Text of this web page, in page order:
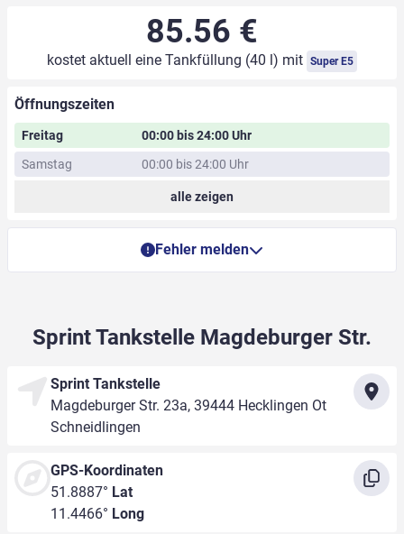
85.56 €
kostet aktuell eine Tankfüllung (40 l) mit Super E5
Öffnungszeiten
Freitag
00:00 bis 24:00 Uhr
Samstag
00:00 bis 24:00 Uhr
alle zeigen
Fehler melden
Sprint Tankstelle Magdeburger Str.
Sprint Tankstelle
Magdeburger Str. 23a, 39444 Hecklingen Ot
Schneidlingen
GPS-Koordinaten
51.8887° Lat
11.4466° Long